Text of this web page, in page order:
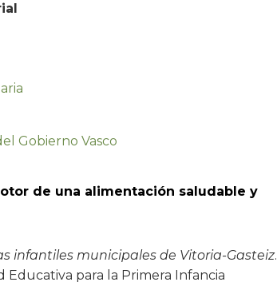
Gobierno Vasco
de una alimentación saludable y
infantiles municipales de Vitoria-Gasteiz.
Educativa para la Primera Infancia